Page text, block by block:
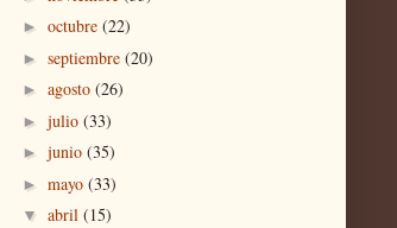
► octubre (22)
► septiembre (20)
► agosto (26)
► julio (33)
► junio (35)
► mayo (33)
▼ abril (15)